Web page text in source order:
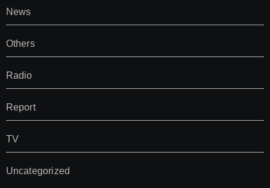
News
Others
Radio
Report
TV
Uncategorized